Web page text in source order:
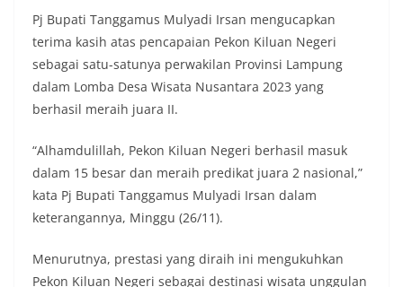
Pj Bupati Tanggamus Mulyadi Irsan mengucapkan
terima kasih atas pencapaian Pekon Kiluan Negeri
sebagai satu-satunya perwakilan Provinsi Lampung
dalam Lomba Desa Wisata Nusantara 2023 yang
berhasil meraih juara II.
“Alhamdulillah, Pekon Kiluan Negeri berhasil masuk
dalam 15 besar dan meraih predikat juara 2 nasional,”
kata Pj Bupati Tanggamus Mulyadi Irsan dalam
keterangannya, Minggu (26/11).
Menurutnya, prestasi yang diraih ini mengukuhkan
Pekon Kiluan Negeri sebagai destinasi wisata unggulan